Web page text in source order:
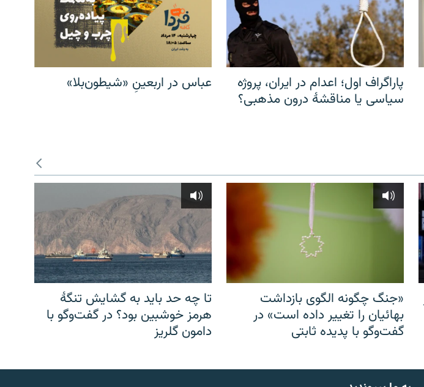
پاراگراف اول؛ اعدام در ایران، پروژه
سیاسی یا مناقشهٔ درون مذهبی؟
عباس در اربعینِ «شیطون‌بلا»
«جنگ چگونه الگوی بازداشت
بهائیان را تغییر داده است» در
گفت‌وگو با پدیده ثابتی
تا چه حد باید به گشایش تنگهٔ
هرمز خوشبین بود؟ در گفت‌وگو با
دامون گلریز